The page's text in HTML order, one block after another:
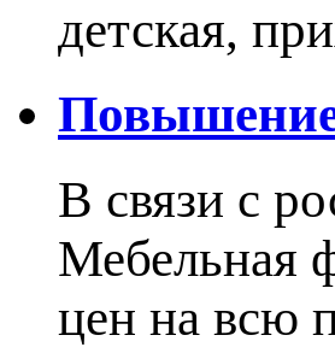
детская,
Повышение
В связи с
Мебельная
цен на всю